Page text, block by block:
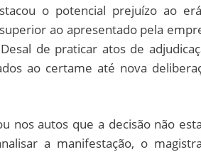
o potencial prejuízo ao
ao apresentado pela
de praticar atos de
ao certame até nova
nos autos que a decisão não
a manifestação, o